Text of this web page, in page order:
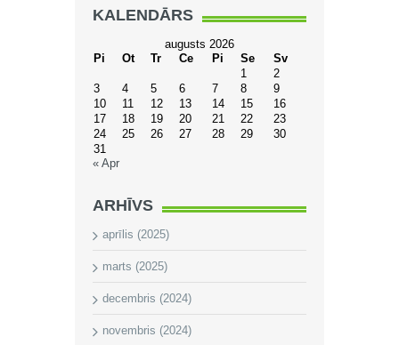
KALENDĀRS
augusts 2026
Pi
Ot Tr Ce Pi Se
Sv
1
2
3
4 5 6 7 8
9
10
11 12 13 14 15
16
17
18 19 20 21 22
23
24
25 26 27 28 29
30
31
« Apr
ARHĪVS
aprīlis (2025)
marts (2025)
decembris (2024)
novembris (2024)